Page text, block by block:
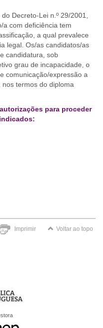
Decreto-Lei n.º 29/2001,
a com deficiência tem
a qual prevalece
legal. Os/as candidatos/as
candidatura, sob
grau de incapacidade, o
comunicação/expressão a
termos do diploma
para proceder
Imprimir Voltar ao topo